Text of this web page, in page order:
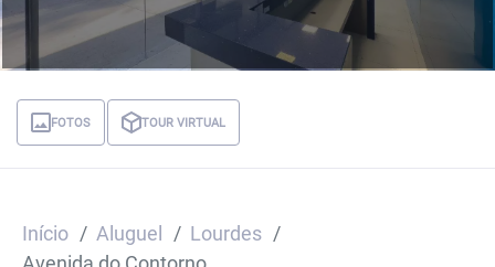
FOTOS TOUR VIRTUAL
Início Aluguel
Lourdes